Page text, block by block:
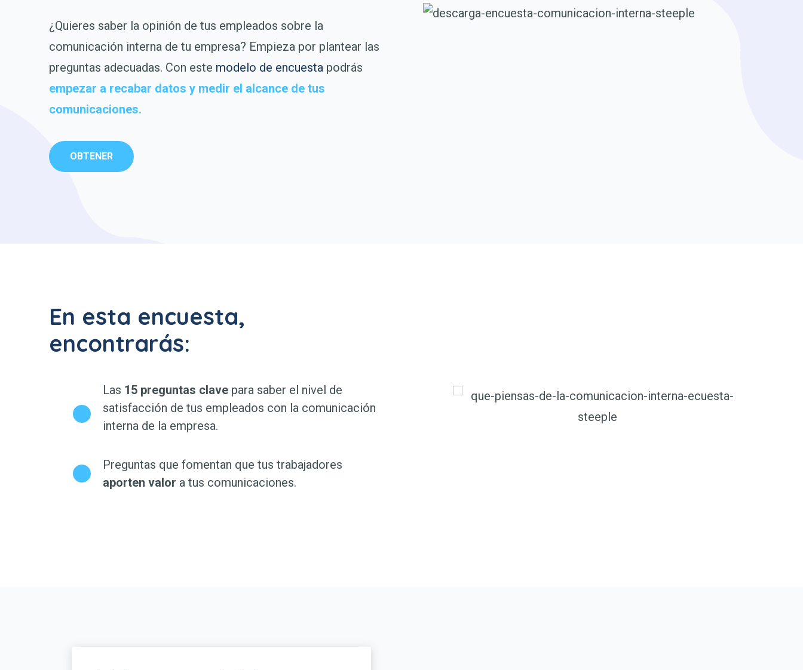
¿Quieres saber la opinión de tus empleados sobre la
comunicación interna de tu empresa? Empieza por plantear las
preguntas adecuadas. Con este modelo de encuesta podrás
empezar a recabar datos y medir el alcance de tus
comunicaciones.
OBTENER
En esta encuesta,
encontrarás:
Las 15 preguntas clave para saber el nivel de
satisfacción de tus empleados con la comunicación
interna de la empresa.
Preguntas que fomentan que tus trabajadores
aporten valor a tus comunicaciones.